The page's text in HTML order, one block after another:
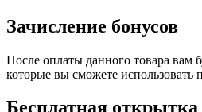
Зачисление бонусов
После оплаты данного товара вам
которые вы сможете
Бесплатная открытка